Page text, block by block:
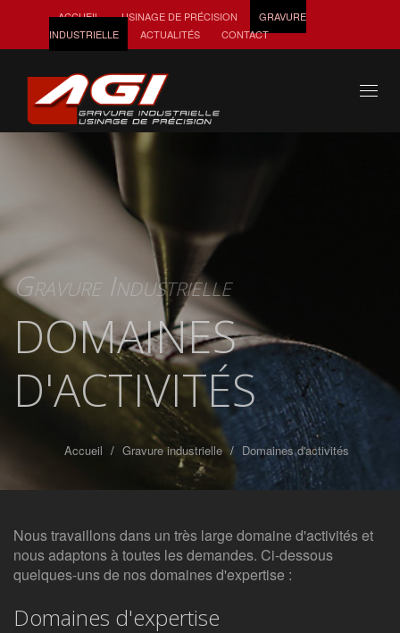
ACCUEIL USINAGE DE PRÉCISION
GRAVURE
INDUSTRIELLE
ACTUALITÉS CONTACT
Gravure Industrielle
DOMAINES
D'ACTIVITÉS
Accueil Gravure industrielle Domaines d'activités
Nous travaillons dans un très large domaine d'activités et
nous adaptons à toutes les demandes. Ci-dessous
quelques-uns de nos domaines d'expertise :
Domaines d'expertise